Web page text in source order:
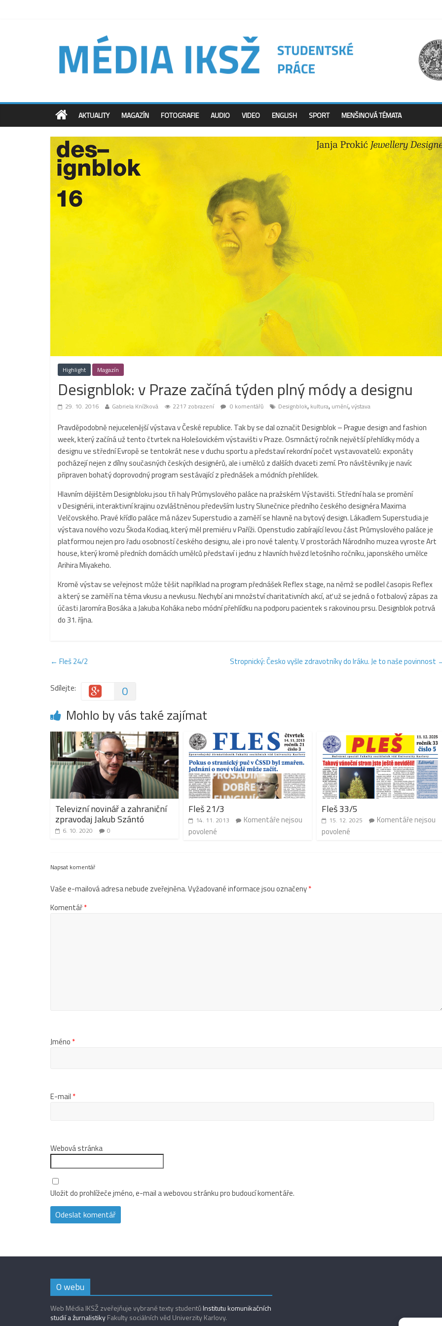
AKTUALITY MAGAZÍN FOTOGRAFIE AUDIO VIDEO ENGLISH SPORT MENŠINOVÁ TÉMATA
Highlight Magazín
Designblok: v Praze začíná týden plný módy a designu
29. 10. 2016 Gabriela Knížková 2217 zobrazení 0 komentářů Designblok, kultura, umění,výstava
Pravděpodobně nejucelenější výstava v České republice. Tak by se dal označit Designblok – Prague design and fashion
week, který začíná už tento čtvrtek na Holešovickém výstavišti v Praze. Osmnáctý ročník největší přehlídky módy a
designu ve střední Evropě se tentokrát nese v duchu sportu a představí rekordní počet vystavovatelů: exponáty
pocházejí nejen z dílny současných českých designérů, ale i umělců z dalších dvaceti zemí. Pro návštěvníky je navíc
připraven bohatý doprovodný program sestávající z přednášek a módních přehlídek.
Hlavním dějištěm Designbloku jsou tři haly Průmyslového paláce na pražském Výstavišti. Střední hala se promění
v Designérii, interaktivní krajinu ozvláštněnou především lustry Slunečnice předního českého designéra Maxima
Velčovského. Pravé křídlo paláce má název Superstudio a zaměří se hlavně na bytový design. Lákadlem Superstudia je
výstava nového vozu Škoda Kodiaq, který měl premiéru v Paříži. Openstudio zabírající levou část Průmyslového paláce je
platformou nejen pro řadu osobností českého designu, ale i pro nové talenty. V prostorách Národního muzea vyroste Art
house, který kromě předních domácích umělců představí i jednu z hlavních hvězd letošního ročníku, japonského umělce
Arihira Miyakeho.
Kromě výstav se veřejnost může těšit například na program přednášek Reflex stage, na němž se podílel časopis Reflex
a který se zaměří na téma vkusu a nevkusu. Nechybí ani množství charitativních akcí, ať už se jedná o fotbalový zápas za
účasti Jaromíra Bosáka a Jakuba Koháka nebo módní přehlídku na podporu pacientek s rakovinou prsu. Designblok potrvá
do 31. října.
← Fleš 24/2 Stropnický: Česko vyšle zdravotníky do Iráku. Je to naše povinnost
Sdílejte: 0
Mohlo by vás také zajímat
Televizní novinář a zahraniční
zpravodaj Jakub Szántó
6. 10. 2020 0
Fleš 21/3
14. 11. 2013
Komentáře nejsou
povolené
Fleš 33/5
15. 12. 2025
Komentáře nejsou
povolené
Napsat komentář
Vaše e-mailová adresa nebude zveřejněna.Vyžadované informace jsou označeny*
Komentář*
Jméno *
E-mail *
Webová stránka
Uložit do prohlížeče jméno, e-mail a webovou stránku pro budoucí komentáře.
O webu
Web Média IKSŽ zveřejňuje vybrané texty studentůInstitutu komunikačních
studií a žurnalistikyFakulty sociálních věd Univerzity Karlovy.